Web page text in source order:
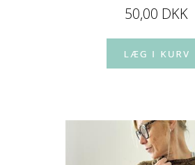
50,00 DKK